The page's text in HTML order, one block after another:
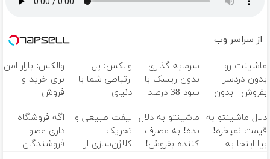
از سراسر وب
ماشینت رو
بدون دردسر
بفروش | بدون
سرمایه گذاری
بدون ریسک با
سود 38 درصد
والکس: پل
ارتباطی شما با
دنیای
دیجیتال
والکس: بازار امن
برای خرید و
فروش
دیجیتال
دلال ماشینتو به
قیمت نمیخره!
بیا اینجا به
ماشینتو به دلال
نده! به مصرف
کننده بفروش!
لیفت طبیعی و
تحریک
کلاژن‌سازی از
اگه فروشگاه
داری عضو
فروشندگان